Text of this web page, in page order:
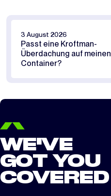
3 August 2026
Passt eine Kroftman-
Überdachung auf meinen
Container?
WE'VE
GOT YOU
COVERED